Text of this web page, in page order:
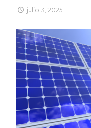
julio 3, 2025